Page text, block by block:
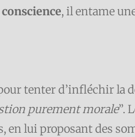
, il entame
tenter d’infléchir la
purement morale”.
en lui proposant des